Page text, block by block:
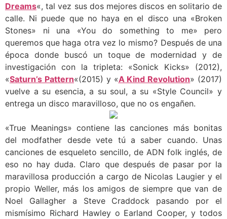
Dreams«, tal vez sus dos mejores discos en solitario de
calle. Ni puede que no haya en el disco una «Broken
Stones» ni una «You do something to me» pero
queremos que haga otra vez lo mismo? Después de una
época donde buscó un toque de modernidad y de
investigación con la tripleta: «Sonick Kicks» (2012),
«Saturn’s Pattern«(2015) y «A Kind Revolution» (2017)
vuelve a su esencia, a su soul, a su «Style Council» y
entrega un disco maravilloso, que no os engañen.
«True Meanings» contiene las canciones más bonitas
del modfather desde vete tú a saber cuando. Unas
canciones de esqueleto sencillo, de ADN folk inglés, de
eso no hay duda. Claro que después de pasar por la
maravillosa producción a cargo de Nicolas Laugier y el
propio Weller, más los amigos de siempre que van de
Noel Gallagher a Steve Craddock pasando por el
mismísimo Richard Hawley o Earland Cooper, y todos